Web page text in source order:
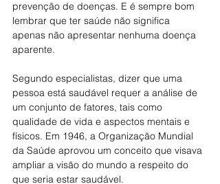
prevenção de doenças. E é sempre bom
lembrar que ter saúde não significa
apenas não apresentar nenhuma doença
aparente.
Segundo especialistas, dizer que uma
pessoa está saudável requer a análise de
um conjunto de fatores, tais como
qualidade de vida e aspectos mentais e
físicos. Em 1946, a Organização Mundial
da Saúde aprovou um conceito que visava
ampliar a visão do mundo a respeito do
que seria estar saudável.